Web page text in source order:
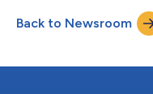
riunisce circa 300
ricercatori, ingegneri e
Back to Newsroom